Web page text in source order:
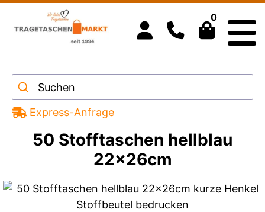
0
Suchen
Express-Anfrage
50 Stofftaschen hellblau
22x26cm